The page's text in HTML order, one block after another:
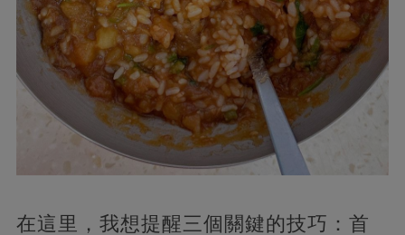
在這里，我想提醒三個關鍵的技巧：首